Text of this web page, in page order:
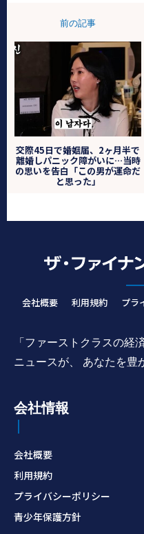
前の記事
交際45日で婚姻届、2ヶ月半で
離婚しパニック障がいに…当時
の思いを告白「この男が運命だ
と思った」
会社概要 利用規約 プラ
「ファーストクラスの経
ニュースが、 あなたを豊
会社情報
会社概要
利用規約
プライバシーポリシー
青少年保護方針